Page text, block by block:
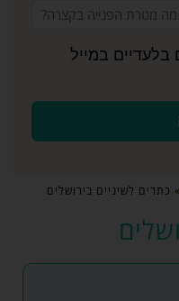
» כתרים לשיניים בירושלים
במייל